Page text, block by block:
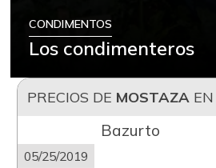
CONDIMENTOS
Los condimenteros
PRECIOS DE MOSTAZAEN
Bazurto
05/25/2019